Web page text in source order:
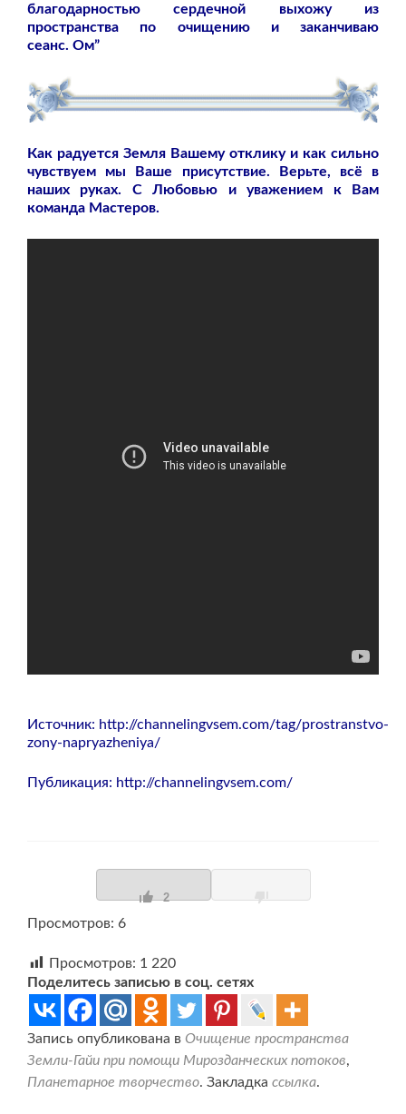
благодарностью сердечной выхожу из
пространства по очищению и заканчиваю
сеанс. Ом”
Как радуется Земля Вашему отклику и как сильно
чувствуем мы Ваше присутствие. Верьте, всё в
наших руках. С Любовью и уважением к Вам
команда Мастеров.
Источник: http://channelingvsem.com/tag/prostranstvo-
zony-napryazheniya/
Публикация: http://channelingvsem.com/
2
Просмотров: 6
Просмотров: 1 220
Поделитесь записью в соц. сетях
Запись опубликована в Очищение пространства
Земли-Гайи при помощи Мирозданческих потоков,
Планетарное творчество. Закладка ссылка.